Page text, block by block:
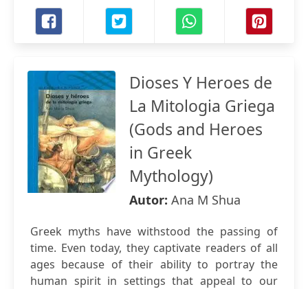
Dioses Y Heroes de
La Mitologia Griega
(Gods and Heroes
in Greek
Mythology)
Autor: Ana M Shua
Greek myths have withstood the passing of
time. Even today, they captivate readers of all
ages because of their ability to portray the
human spirit in settings that appeal to our